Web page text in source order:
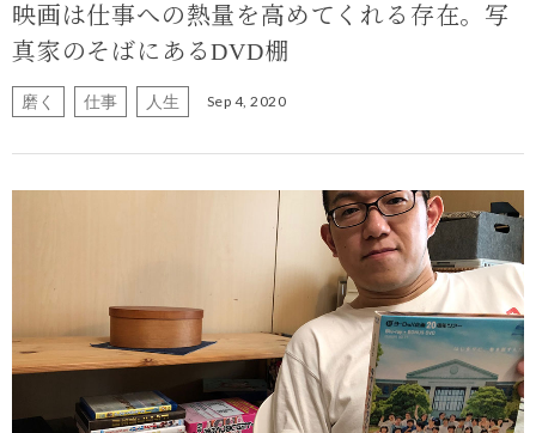
映画は仕事への熱量を高めてくれる存在。写
真家のそばにあるDVD棚
磨く 仕事 人生 Sep 4, 2020